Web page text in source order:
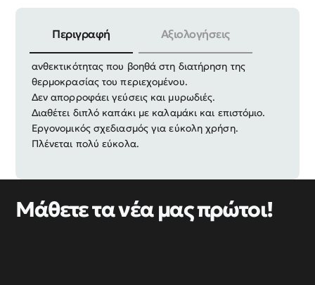
Περιγραφή Αξιολογήσεις
Φορητό παγούρι πλαστικό, με περίβλημα υψηλής
ανθεκτικότητας που βοηθά στη διατήρηση της
θερμοκρασίας του περιεχομένου.
Δεν απορροφάει γεύσεις και μυρωδιές.
Διαθέτει διπλό καπάκι με καλαμάκι και επιστόμιο.
Εργονομικός σχεδιασμός για εύκολη χρήση.
Πλένεται πολύ εύκολα.
Μάθετε τα νέα μας πρώτοι!